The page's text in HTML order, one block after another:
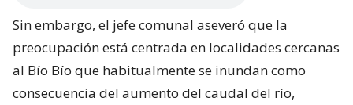
Sin embargo, el jefe comunal aseveró que la
preocupación está centrada en localidades cercanas
al Bío Bío que habitualmente se inundan como
consecuencia del aumento del caudal del río,